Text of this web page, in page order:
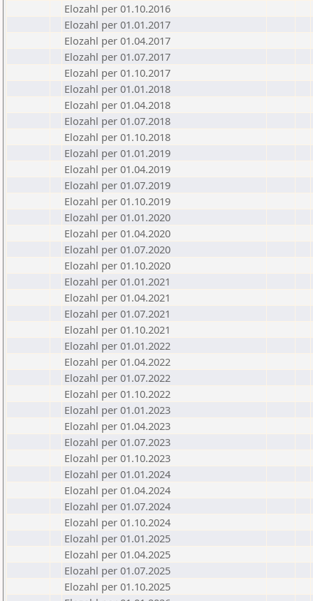
Elozahl per 01.10.2016
Elozahl per 01.01.2017
Elozahl per 01.04.2017
Elozahl per 01.07.2017
Elozahl per 01.10.2017
Elozahl per 01.01.2018
Elozahl per 01.04.2018
Elozahl per 01.07.2018
Elozahl per 01.10.2018
Elozahl per 01.01.2019
Elozahl per 01.04.2019
Elozahl per 01.07.2019
Elozahl per 01.10.2019
Elozahl per 01.01.2020
Elozahl per 01.04.2020
Elozahl per 01.07.2020
Elozahl per 01.10.2020
Elozahl per 01.01.2021
Elozahl per 01.04.2021
Elozahl per 01.07.2021
Elozahl per 01.10.2021
Elozahl per 01.01.2022
Elozahl per 01.04.2022
Elozahl per 01.07.2022
Elozahl per 01.10.2022
Elozahl per 01.01.2023
Elozahl per 01.04.2023
Elozahl per 01.07.2023
Elozahl per 01.10.2023
Elozahl per 01.01.2024
Elozahl per 01.04.2024
Elozahl per 01.07.2024
Elozahl per 01.10.2024
Elozahl per 01.01.2025
Elozahl per 01.04.2025
Elozahl per 01.07.2025
Elozahl per 01.10.2025